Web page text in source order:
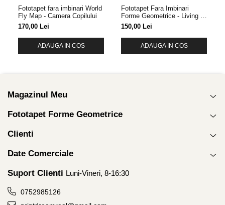
Fototapet fara imbinari World
Fly Map - Camera Copilului
170,00 Lei
ADAUGA IN COS
Fototapet Fara Imbinari
Forme Geometrice - Living &
Dormitor
150,00 Lei
ADAUGA IN COS
Magazinul Meu
Fototapet Forme Geometrice
Clienti
Date Comerciale
Suport Clienti Luni-Vineri, 8-16:30
0752985126